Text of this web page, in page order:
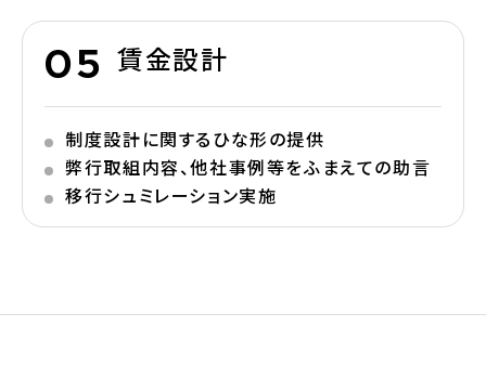
賃金設計
制度設計に関するひな形の提供
弊行取組内容、他社事例等をふまえての助言
移行シュミレーション実施